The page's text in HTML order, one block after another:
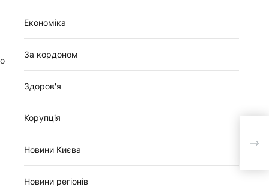
Економіка
За кордоном
Здоров'я
Корупція
Новини Києва
Новини регіонів